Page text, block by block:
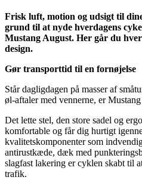
Frisk luft, motion og udsigt til
grund til at nyde hverdagens
Mustang August. Her går du
design.
Gør transporttid til en fornøjelse
Står dagligdagen på masser af
øl-aftaler med vennerne, er
Det lette stel, den store sadel og
komfortable og får dig hurtigt
kvalitetskomponenter som
antirustkæde, dæk med
slagfast lakering er cyklen skabt til
trafik.